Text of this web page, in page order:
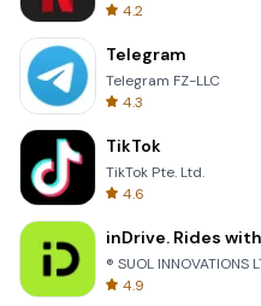
4.2
Telegram
Telegram FZ-LLC
4.3
TikTok
TikTok Pte. Ltd.
4.6
inDrive. Rides
® SUOL INNOVATIONS
4.9